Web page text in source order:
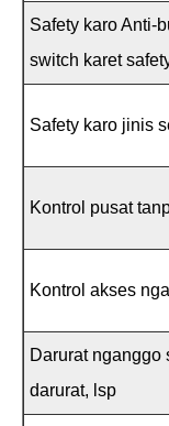
Safety karo Anti-
switch karet
Safety karo jinis
Kontrol pusat
Kontrol akses
Darurat nganggo
darurat, lsp